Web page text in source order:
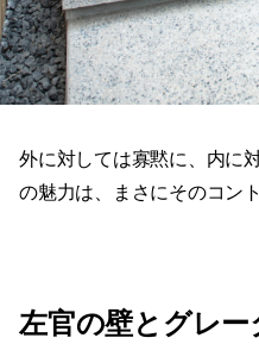
外に対しては寡黙に、内に
の魅力は、まさにそのコン
左官の壁とグレ